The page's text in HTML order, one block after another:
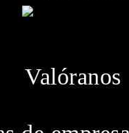
Valóranos